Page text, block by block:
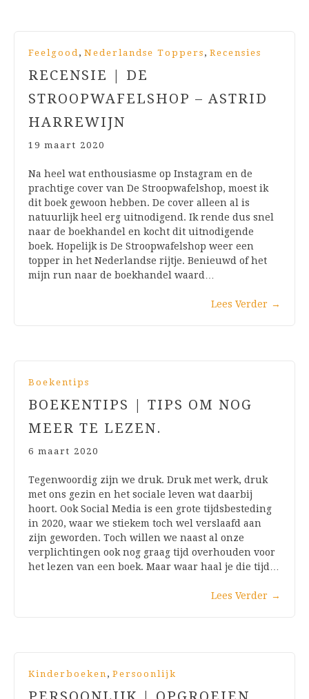
Feelgood, Nederlandse Toppers , Recensies
RECENSIE | DE
STROOPWAFELSHOP – ASTRID
HARREWIJN
19 maart 2020
Na heel wat enthousiasme op Instagram en de
prachtige cover van De Stroopwafelshop, moest ik
dit boek gewoon hebben. De cover alleen al is
natuurlijk heel erg uitnodigend. Ik rende dus snel
naar de boekhandel en kocht dit uitnodigende
boek. Hopelijk is De Stroopwafelshop weer een
topper in het Nederlandse rijtje. Benieuwd of het
mijn run naar de boekhandel waard…
Lees Verder →
Boekentips
BOEKENTIPS | TIPS OM NOG
MEER TE LEZEN.
6 maart 2020
Tegenwoordig zijn we druk. Druk met werk, druk
met ons gezin en het sociale leven wat daarbij
hoort. Ook Social Media is een grote tijdsbesteding
in 2020, waar we stiekem toch wel verslaafd aan
zijn geworden. Toch willen we naast al onze
verplichtingen ook nog graag tijd overhouden voor
het lezen van een boek. Maar waar haal je die tijd…
Lees Verder →
Kinderboeken , Persoonlijk